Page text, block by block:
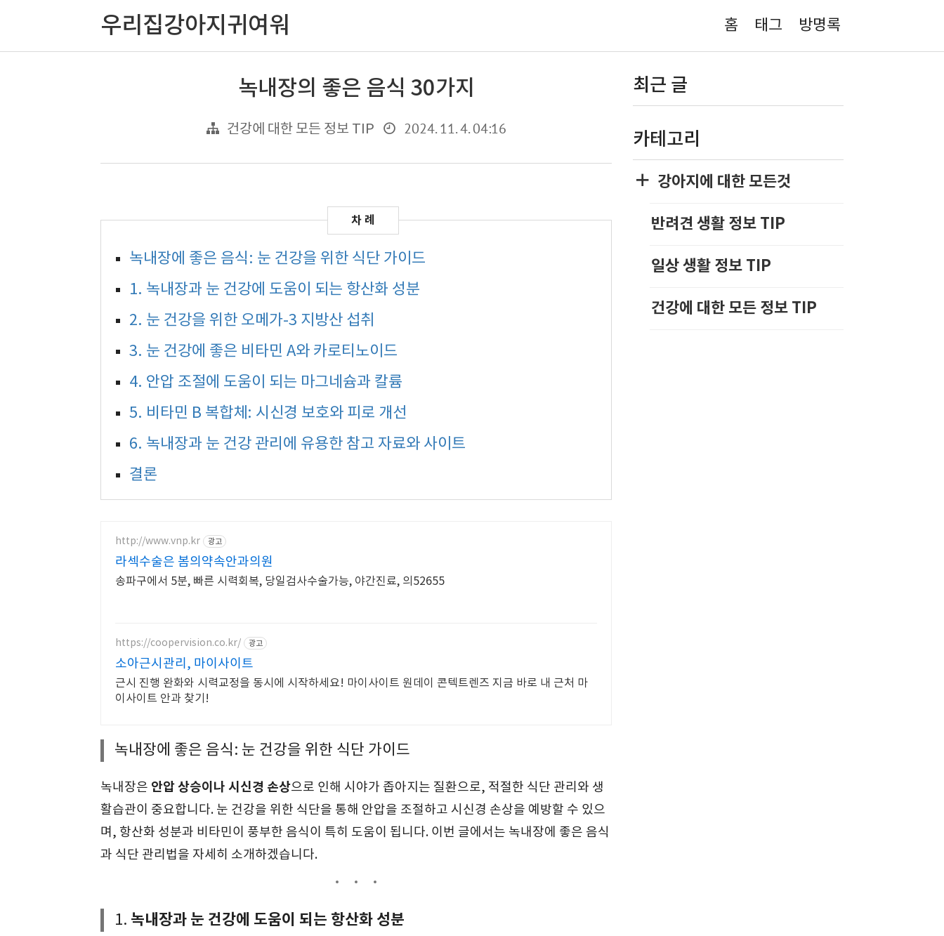
우리집강아지귀여워 홈 태그 방명록
녹내장의 좋은 음식 30가지
건강에 대한 모든 정보 TIP 2024. 11. 4. 04:16
녹내장에 좋은 음식: 눈 건강을 위한 식단 가이드
1. 녹내장과 눈 건강에 도움이 되는 항산화 성분
2. 눈 건강을 위한 오메가-3 지방산 섭취
3. 눈 건강에 좋은 비타민 A와 카로티노이드
4. 안압 조절에 도움이 되는 마그네슘과 칼륨
5. 비타민 B 복합체: 시신경 보호와 피로 개선
6. 녹내장과 눈 건강 관리에 유용한 참고 자료와 사이트
결론
http://www.vnp.kr 광고
라섹수술은 봄의약속안과의원
송파구에서 5분, 빠른 시력회복, 당일검사수술가능, 야간진료, 의52655
https://coopervision.co.kr/ 광고
소아근시관리, 마이사이트
근시 진행 완화와 시력교정을 동시에 시작하세요! 마이사이트 원데이 콘텍트렌즈 지금 바로 내 근처 마
이사이트 안과 찾기!
녹내장에 좋은 음식: 눈 건강을 위한 식단 가이드
녹내장은 안압 상승이나 시신경 손상으로 인해 시야가 좁아지는 질환으로, 적절한 식단 관리와 생
활습관이 중요합니다. 눈 건강을 위한 식단을 통해 안압을 조절하고 시신경 손상을 예방할 수 있으
며, 항산화 성분과 비타민이 풍부한 음식이 특히 도움이 됩니다. 이번 글에서는 녹내장에 좋은 음식
과 식단 관리법을 자세히 소개하겠습니다.
1. 녹내장과 눈 건강에 도움이 되는 항산화 성분
최근 글
카테고리
강아지에 대한 모든것
반려견 생활 정보 TIP
일상 생활 정보 TIP
건강에 대한 모든 정보 TIP